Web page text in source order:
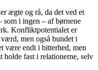
ægte og rå, da det ved et
som i ingen – af børnene
Konfliktpotentialet er
men også bundet i
være endt i bitterhed, men
holde fast i relationerne, selv